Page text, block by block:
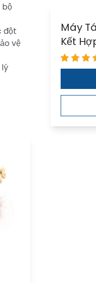
bộ
đột
vệ
Máy
Kết